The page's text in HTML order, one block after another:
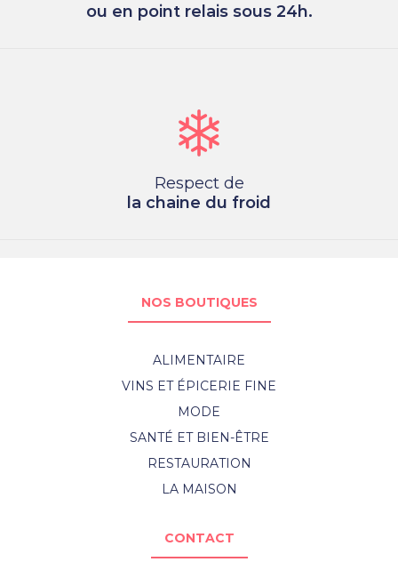
ou en point relais sous 24h.
Respect de
la chaine du froid
NOS BOUTIQUES
ALIMENTAIRE
VINS ET ÉPICERIE FINE
MODE
SANTÉ ET BIEN-ÊTRE
RESTAURATION
LA MAISON
CONTACT